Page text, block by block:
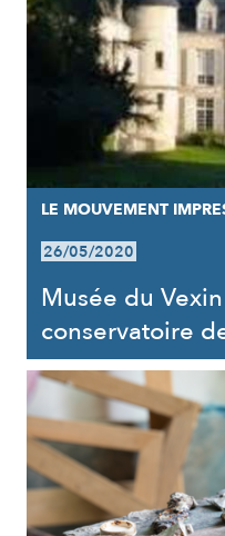
LE MOUVEMENT
26/05/2020
Musée du
conservatoire